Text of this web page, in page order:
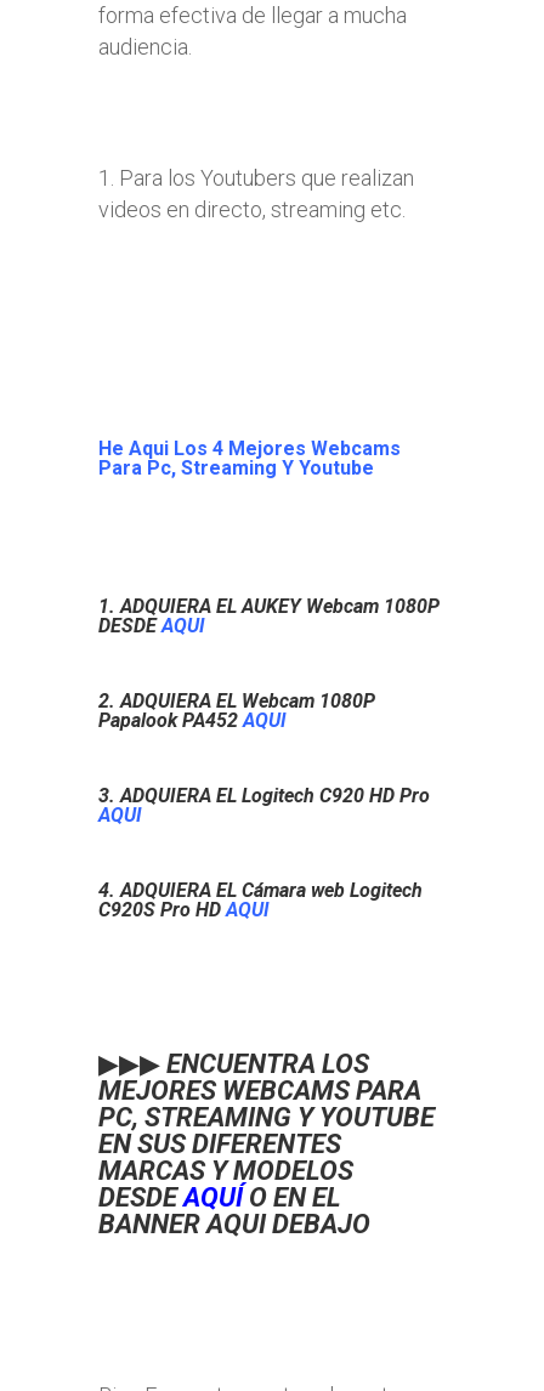
forma efectiva de llegar a mucha
audiencia.
Para los Youtubers que realizan
videos en directo, streaming etc.
He Aqui Los 4 Mejores Webcams
Para Pc, Streaming Y Youtube
1. ADQUIERA EL AUKEY Webcam 1080P
DESDE AQUI
2. ADQUIERA EL Webcam 1080P
Papalook PA452AQUI
3. ADQUIERA EL Logitech C920 HD Pro
AQUI
4. ADQUIERA EL Cámara web Logitech
C920S Pro HDAQUI
▶▶▶ ENCUENTRA LOS
MEJORES WEBCAMS PARA
PC, STREAMING Y YOUTUBE
EN SUS DIFERENTES
MARCAS Y MODELOS
DESDEAQUÍ O EN EL
BANNER AQUI DEBAJO